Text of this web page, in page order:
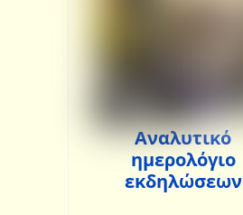
Αναλυτικό
ημερολόγιο
εκδηλώσεων